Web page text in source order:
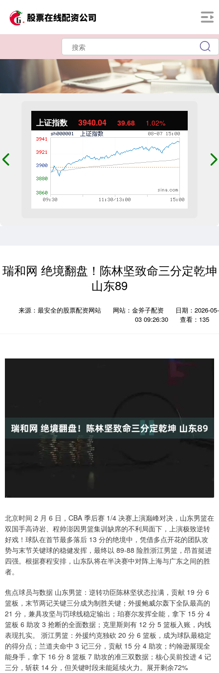
上证指数 3940.04 39.68 1.02%
瑞和网 绝境翻盘！陈林坚致命三分定乾坤
山东89
来源：最安全的股票配资网站 网站：金斧子配资
日期：2026-05-
03 09:26:30
查看：135
北京时间 2 月 6 日，CBA 季后赛 1/4 决赛上演巅峰对决，山东男篮在
双国手高诗岩、程帅澎因男篮集训缺席的不利局面下，上演极致逆转
好戏！球队在首节最多落后 13 分的绝境中，凭借多点开花的团队攻
势与末节关键球的稳健发挥，最终以 89-88 险胜浙江男篮，昂首挺进
四强。根据赛程安排，山东队将在半决赛中对阵上海与广东之间的胜
者。
焦点球员与数据 山东男篮：逆转功臣陈林坚状态拉满，贡献 19 分 6
篮板，末节两记关键三分成为制胜关键；外援鲍威尔轰下全队最高的
21 分，兼具攻坚与罚球线稳定输出；珀赛尔发挥全能，拿下 15 分 4
篮板 6 助攻 3 抢断的全面数据；克里斯则有 12 分 5 篮板入账，内线
表现扎实。 浙江男篮：外援约克独砍 20 分 6 篮板，成为球队最稳定
的得分点；兰道夫命中 3 记三分，贡献 15 分 4 助攻；约翰逊展现全
能身手，拿下 16 分 8 篮板 7 助攻的准三双数据；核心吴前投进 4 记
三分，斩获 14 分，但关键时段未能延续火力。展开剩余72%